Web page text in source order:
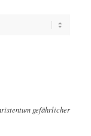
gefährlicher